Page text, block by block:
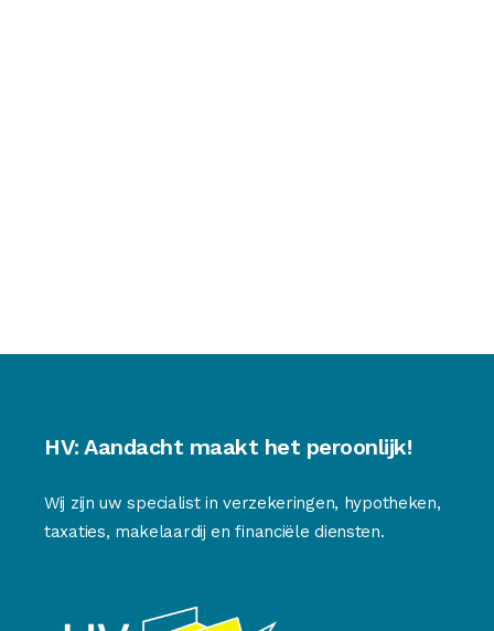
HV: Aandacht maakt het peroonlijk!
Wij zijn uw specialist in verzekeringen, hypotheken,
taxaties, makelaardij en financiële diensten.